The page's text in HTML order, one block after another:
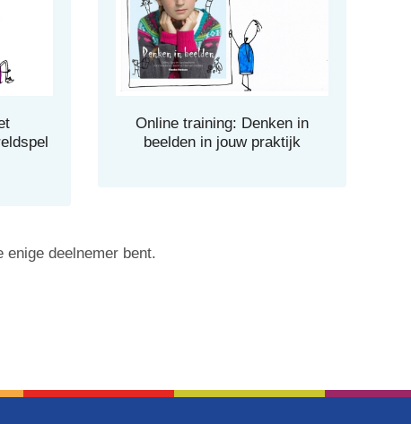
Online training: Denken in
beelden in jouw praktijk
enige deelnemer bent.